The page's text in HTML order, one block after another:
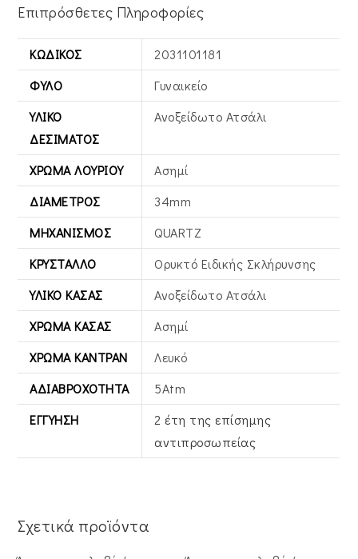
Επιπρόσθετες Πληροφορίες
ΚΩΔΙΚΌΣ
2031101181
ΦΎΛΟ
Γυναικείο
ΥΛΙΚΌ
ΔΕΣΊΜΑΤΟΣ
Ανοξείδωτο Ατσάλι
ΧΡΏΜΑ ΛΟΥΡΙΟΎ
Ασημί
ΔΙΆΜΕΤΡΟΣ
34mm
ΜΗΧΑΝΙΣΜΌΣ
QUARTZ
ΚΡΎΣΤΑΛΛΟ
Ορυκτό Ειδικής Σκλήρυνσης
ΥΛΙΚΌ ΚΆΣΑΣ
Ανοξείδωτο Ατσάλι
ΧΡΏΜΑ ΚΆΣΑΣ
Ασημί
ΧΡΏΜΑ ΚΑΝΤΡΆΝ
Λευκό
ΑΔΙΑΒΡΟΧΌΤΗΤΑ
5Atm
ΕΓΓΎΗΣΗ
2 έτη της επίσημης
αντιπροσωπείας
Σχετικά προϊόντα